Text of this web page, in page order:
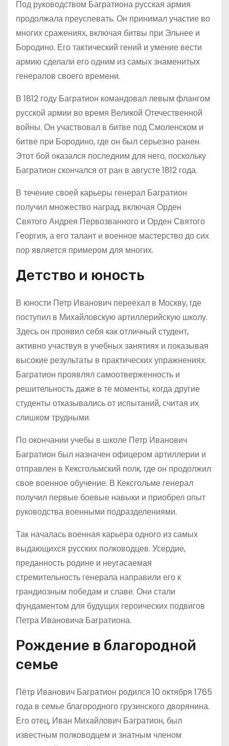
Под руководством Багратиона русская армия
продолжала преуспевать. Он принимал участие во
многих сражениях, включая битвы при Эльнее и
Бородино. Его тактический гений и умение вести
армию сделали его одним из самых знаменитых
генералов своего времени.
В 1812 году Багратион командовал левым флангом
русской армии во время Великой Отечественной
войны. Он участвовал в битве под Смоленском и
битве при Бородино, где он был серьезно ранен.
Этот бой оказался последним для него, поскольку
Багратион скончался от ран в августе 1812 года.
В течение своей карьеры генерал Багратион
получил множество наград, включая Орден
Святого Андрея Первозванного и Орден Святого
Георгия, а его талант и военное мастерство до сих
пор является примером для многих.
Детство и юность
В юности Петр Иванович переехал в Москву, где
поступил в Михайловскую артиллерийскую школу.
Здесь он проявил себя как отличный студент,
активно участвуя в учебных занятиях и показывая
высокие результаты в практических упражнениях.
Багратион проявлял самоотверженность и
решительность даже в те моменты, когда другие
студенты отказывались от испытаний, считая их
слишком трудными.
По окончании учебы в школе Петр Иванович
Багратион был назначен офицером артиллерии и
отправлен в Кексгольмский полк, где он продолжил
свое военное обучение. В Кексгольме генерал
получил первые боевые навыки и приобрел опыт
руководства военными подразделениями.
Так началась военная карьера одного из самых
выдающихся русских полководцев. Усердие,
преданность родине и неугасаемая
стремительность генерала направили его к
грандиозным победам и славе. Они стали
фундаментом для будущих героических подвигов
Петра Ивановича Багратиона.
Рождение в благородной
семье
Пётр Иванович Багратион родился 10 октября 1765
года в семье благородного грузинского дворянина.
Его отец, Иван Михайлович Багратион, был
известным полководцем и знатным членом